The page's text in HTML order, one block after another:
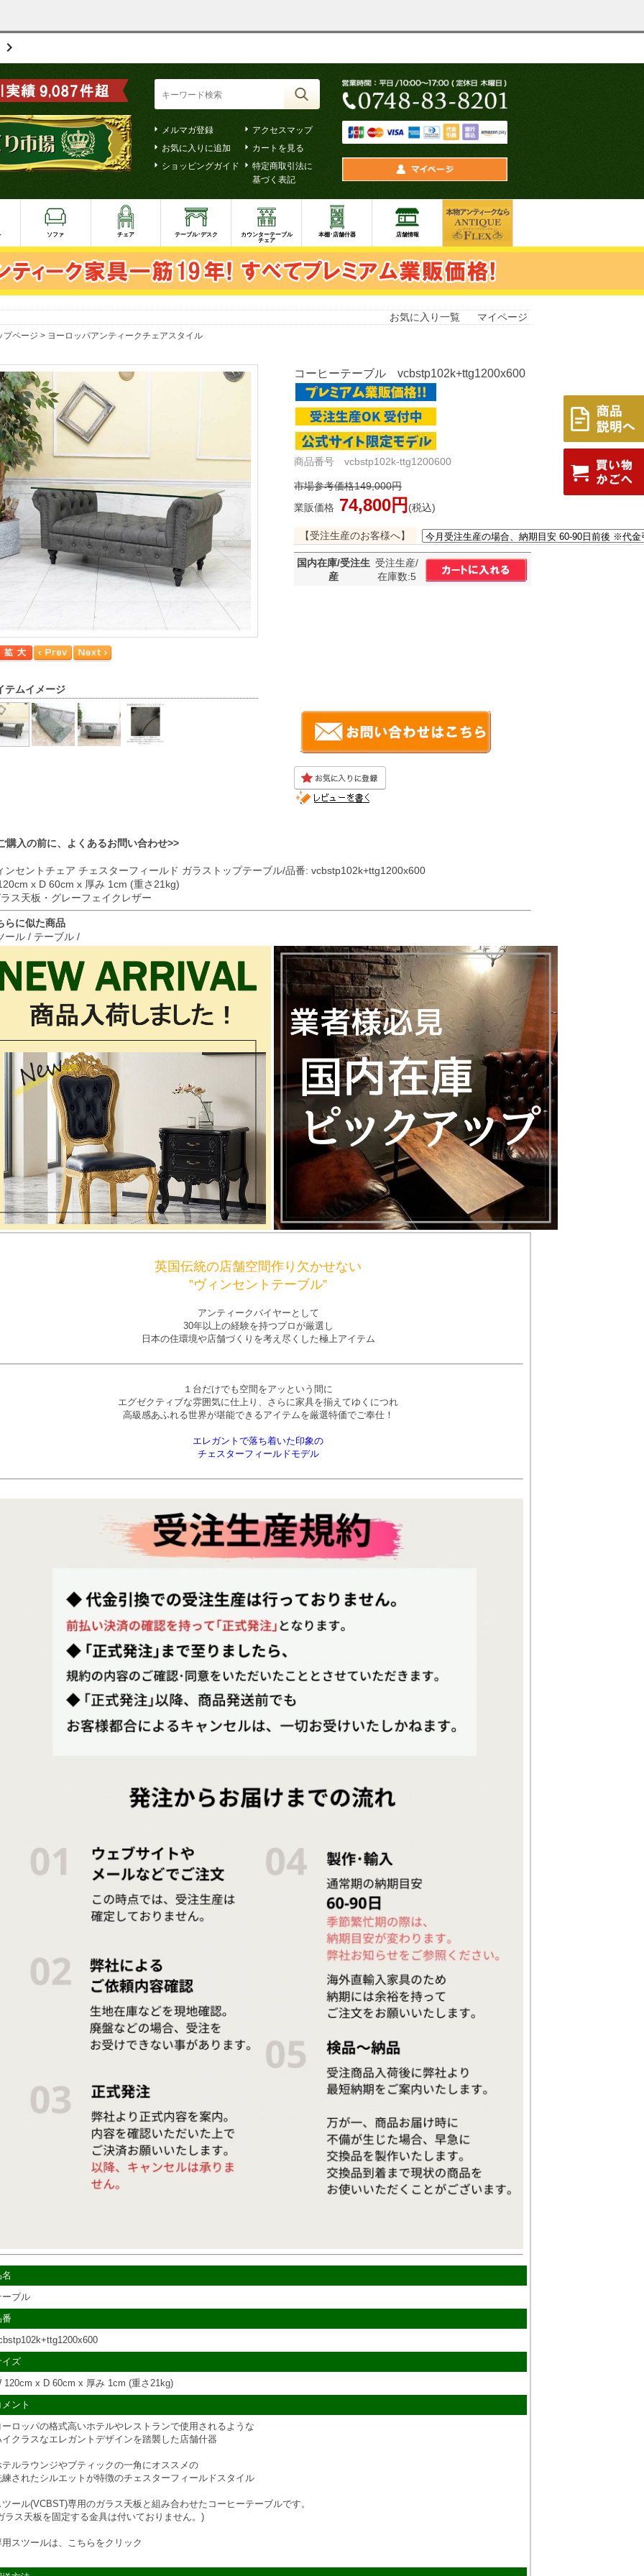
お気に入り一覧 マイページ
プページ > ヨーロッパアンティークチェアスタイル
コーヒーテーブル vcbstp102k+ttg1200x600
商品番号 vcbstp102k-ttg1200600
市場参考価格149,000円
業販価格 74,800円 (税込)
【受注生産のお客様へ】
国内在庫/受注生
産
受注生産/
在庫数:5
テムイメージ
購入の前に、よくあるお問い合わせ>>
ンセントチェア チェスターフィールド ガラストップテーブル/品番: vcbstp102k+ttg1200x600
x D 60cm x 厚み 1cm (重さ21kg)
ス天板・グレーフェイクレザー
らに似た商品
ール / テーブル /
英国伝統の店舗空間作り欠かせない
”ヴィンセントテーブル”
アンティークバイヤーとして
30年以上の経験を持つプロが厳選し
日本の住環境や店舗づくりを考え尽くした極上アイテム
１台だけでも空間をアッという間に
エグゼクティブな雰囲気に仕上り、さらに家具を揃えてゆくにつれ
高級感あふれる世界が堪能できるアイテムを厳選特価でご奉仕！
エレガントで落ち着いた印象の
チェスターフィールドモデル
ーブル
番
イズ
120cm x D 60cm x 厚み 1cm (重さ21kg)
ント
ーロッパの格式高いホテルやレストランで使用されるような
イクラスなエレガントデザインを踏襲した店舗什器
テルラウンジやブティックの一角にオススメの
練されたシルエットが特徴のチェスターフィールドスタイル
ツール(VCBST)専用のガラス天板と組み合わせたコーヒーテーブルです。
ラス天板を固定する金具は付いておりません。)
スツールは、 こちらをクリック